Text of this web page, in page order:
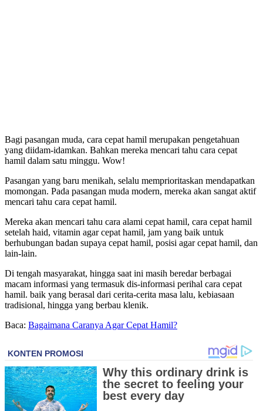
Bagi pasangan muda, cara cepat hamil merupakan pengetahuan
yang diidam-idamkan. Bahkan mereka mencari tahu cara cepat
hamil dalam satu minggu. Wow!
Pasangan yang baru menikah, selalu memprioritaskan mendapatkan
momongan. Pada pasangan muda modern, mereka akan sangat aktif
mencari tahu cara cepat hamil.
Mereka akan mencari tahu cara alami cepat hamil, cara cepat hamil
setelah haid, vitamin agar cepat hamil, jam yang baik untuk
berhubungan badan supaya cepat hamil, posisi agar cepat hamil, dan
lain-lain.
Di tengah masyarakat, hingga saat ini masih beredar berbagai
macam informasi yang termasuk dis-informasi perihal cara cepat
hamil. baik yang berasal dari cerita-cerita masa lalu, kebiasaan
tradisional, hingga yang berbau klenik.
Baca: Bagaimana Caranya Agar Cepat Hamil?